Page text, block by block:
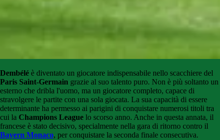
Dembélé è diventato un giocatore indispensabile nello scacchiere del
Paris Saint-Germain grazie al suo talento puro. Non è più soltanto un
esterno che dribla l'uomo, ma un giocatore completo, capace di
stravolgere le partite con una sola giocata. La sua capacità di essere
determinante ha permesso ai parigini di conquistare numerosi titoli tra
cui la Champions League lo scorso anno. Anche in questa annata, il
francese è stato decisivo, specialmente nella gara di ritorno contro il
Bayern Monaco, per conquistare la seconda finale consecutiva.